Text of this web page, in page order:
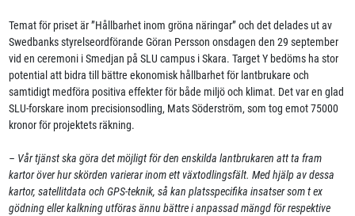
Temat för priset är ”Hållbarhet inom gröna näringar” och det delades ut av
Swedbanks styrelseordförande Göran Persson onsdagen den 29 september
vid en ceremoni i Smedjan på SLU campus i Skara. Target Y bedöms ha stor
potential att bidra till bättre ekonomisk hållbarhet för lantbrukare och
samtidigt medföra positiva effekter för både miljö och klimat. Det var en glad
SLU-forskare inom precisionsodling, Mats Söderström, som tog emot 75000
kronor för projektets räkning.
– Vår tjänst ska göra det möjligt för den enskilda lantbrukaren att ta fram
kartor över hur skörden varierar inom ett växtodlingsfält. Med hjälp av dessa
kartor, satellitdata och GPS-teknik, så kan platsspecifika insatser som t ex
gödning eller kalkning utföras ännu bättre i anpassad mängd för respektive